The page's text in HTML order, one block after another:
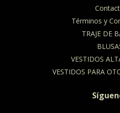
Términos y
TRAJE DE
VESTIDOS
VESTIDOS PARA